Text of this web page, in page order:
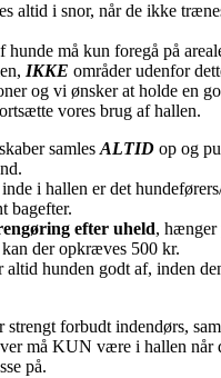
altid i snor, når de ikke
hunde må kun foregå på
IKKE områder udenfor
og vi ønsker at holde en
vores brug af hallen.
samlesALTID op og
i hallen er det
bagefter.
efter uheld, hænger
der opkræves 500 kr.
altid hunden godt af, inden
strengt forbudt indendørs,
må KUN være i hallen når
på.